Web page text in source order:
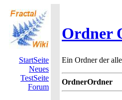
Ordner
StartSeite
Neues
TestSeite
Forum
Ein Ordner der
OrdnerOrdner